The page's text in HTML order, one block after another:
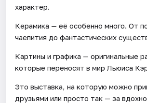
характер.
Керамика — её особенно много. От
чаепития до фантастических
Картины и графика — оригинальные
которые переносят в мир Льюиса
Это выставка, на которую можно
друзьями или просто так — за